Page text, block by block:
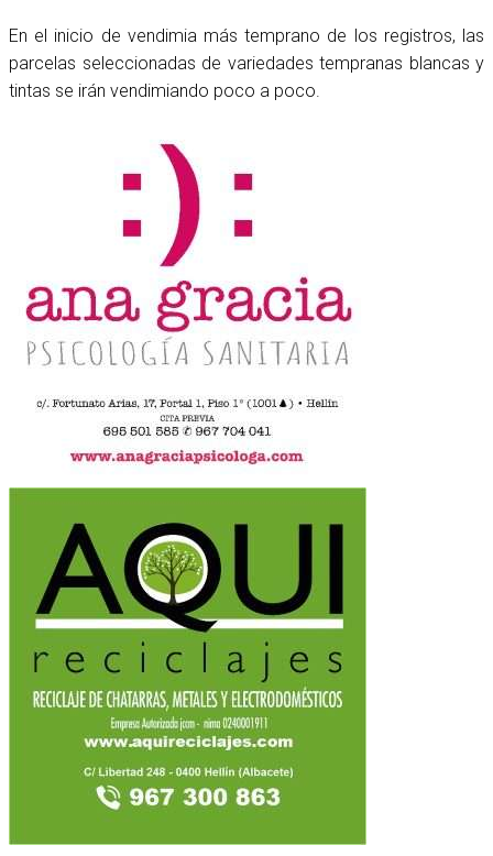
En el inicio de vendimia más temprano de los registros, las
parcelas seleccionadas de variedades tempranas blancas y
tintas se irán vendimiando poco a poco.